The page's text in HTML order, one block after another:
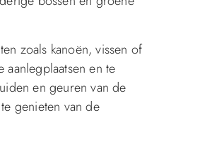
zoals kanoën, vissen of
aanlegplaatsen en te
en geuren van de
genieten van de